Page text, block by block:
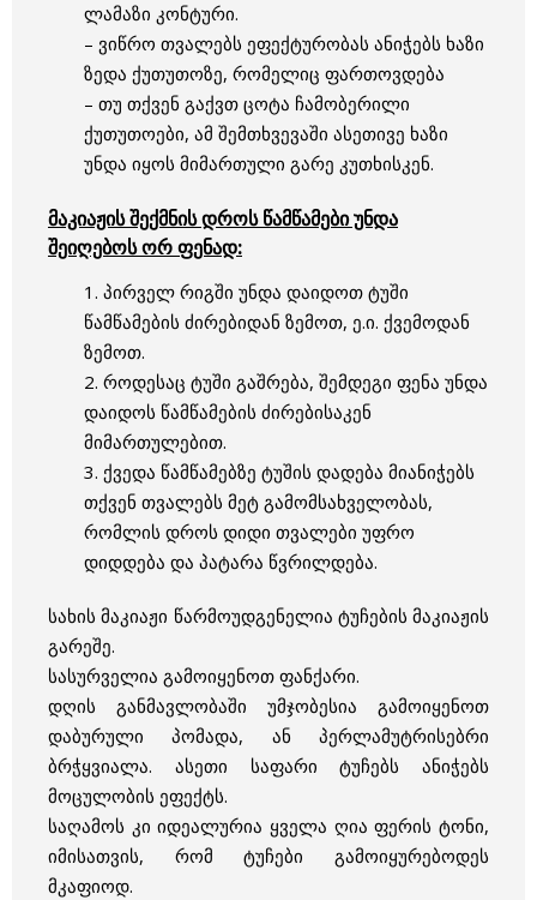
ლამაზი კონტური.
– ვიწრო თვალებს ეფექტურობას ანიჭებს ხაზი
ზედა ქუთუთოზე, რომელიც ფართოვდება
– თუ თქვენ გაქვთ ცოტა ჩამობერილი
ქუთუთოები, ამ შემთხვევაში ასეთივე ხაზი
უნდა იყოს მიმართული გარე კუთხისკენ.
მაკიაჟის შექმნის დროს წამწამები უნდა
შეიღებოს ორ ფენად:
1. პირველ რიგში უნდა დაიდოთ ტუში
წამწამების ძირებიდან ზემოთ, ე.ი. ქვემოდან
ზემოთ.
2. როდესაც ტუში გაშრება, შემდეგი ფენა უნდა
დაიდოს წამწამების ძირებისაკენ
მიმართულებით.
3. ქვედა წამწამებზე ტუშის დადება მიანიჭებს
თქვენ თვალებს მეტ გამომსახველობას,
რომლის დროს დიდი თვალები უფრო
დიდდება და პატარა წვრილდება.
სახის მაკიაჟი წარმოუდგენელია ტუჩების მაკიაჟის
გარეშე.
სასურველია გამოიყენოთ ფანქარი.
დღის განმავლობაში უმჯობესია გამოიყენოთ
დაბურული პომადა, ან პერლამუტრისებრი
ბრჭყვიალა. ასეთი საფარი ტუჩებს ანიჭებს
მოცულობის ეფექტს.
საღამოს კი იდეალურია ყველა ღია ფერის ტონი,
იმისათვის, რომ ტუჩები გამოიყურებოდეს
მკაფიოდ.